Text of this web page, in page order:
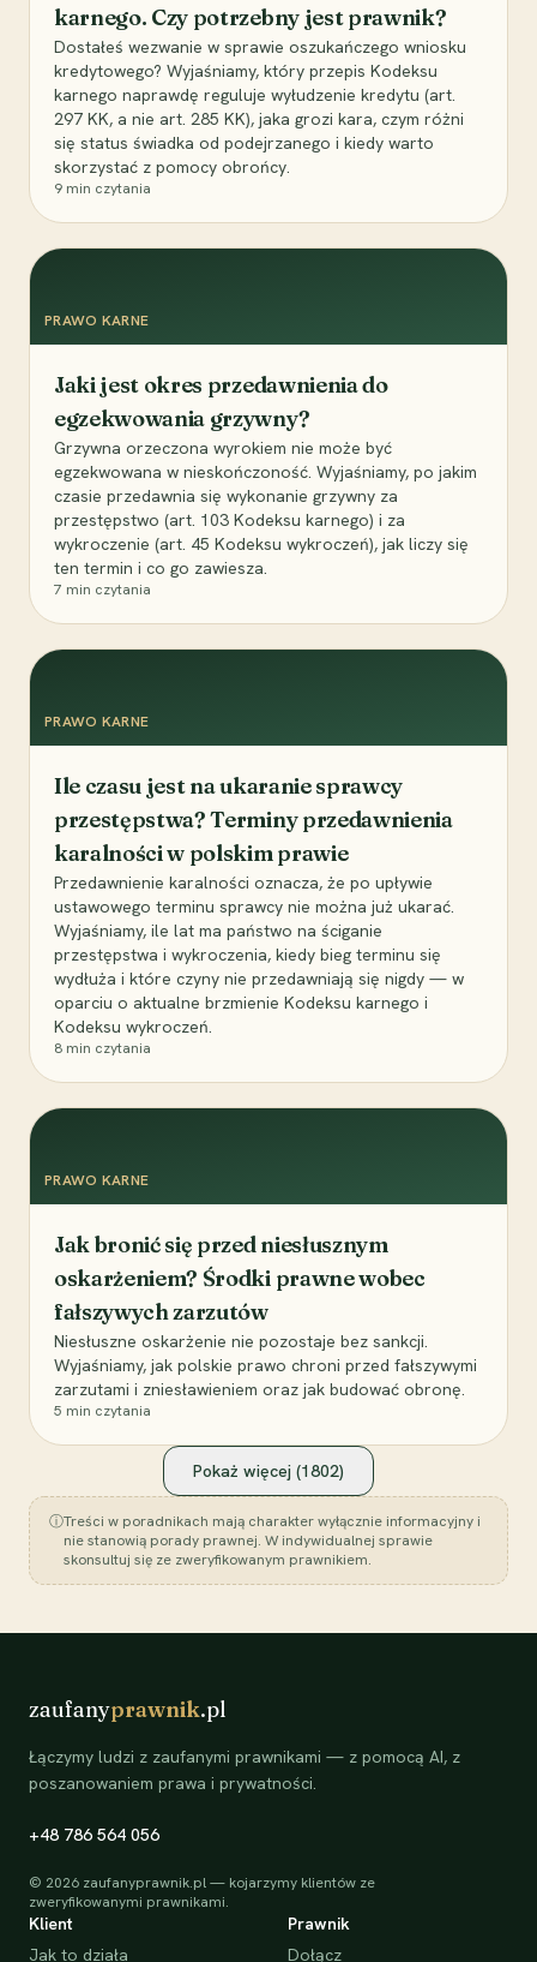
karnego. Czy potrzebny jest prawnik?
Dostałeś wezwanie w sprawie oszukańczego wniosku
kredytowego? Wyjaśniamy, który przepis Kodeksu
karnego naprawdę reguluje wyłudzenie kredytu (art.
297 KK, a nie art. 285 KK), jaka grozi kara, czym różni
się status świadka od podejrzanego i kiedy warto
skorzystać z pomocy obrońcy.
9 min czytania
PRAWO KARNE
Jaki jest okres przedawnienia do
egzekwowania grzywny?
Grzywna orzeczona wyrokiem nie może być
egzekwowana w nieskończoność. Wyjaśniamy, po jakim
czasie przedawnia się wykonanie grzywny za
przestępstwo (art. 103 Kodeksu karnego) i za
wykroczenie (art. 45 Kodeksu wykroczeń), jak liczy się
ten termin i co go zawiesza.
7 min czytania
PRAWO KARNE
Ile czasu jest na ukaranie sprawcy
przestępstwa? Terminy przedawnienia
karalności w polskim prawie
Przedawnienie karalności oznacza, że po upływie
ustawowego terminu sprawcy nie można już ukarać.
Wyjaśniamy, ile lat ma państwo na ściganie
przestępstwa i wykroczenia, kiedy bieg terminu się
wydłuża i które czyny nie przedawniają się nigdy — w
oparciu o aktualne brzmienie Kodeksu karnego i
Kodeksu wykroczeń.
8 min czytania
PRAWO KARNE
Jak bronić się przed niesłusznym
oskarżeniem? Środki prawne wobec
fałszywych zarzutów
Niesłuszne oskarżenie nie pozostaje bez sankcji.
Wyjaśniamy, jak polskie prawo chroni przed fałszywymi
zarzutami i zniesławieniem oraz jak budować obronę.
5 min czytania
Pokaż więcej (1802)
ⓘTreści w poradnikach mają charakter wyłącznie informacyjny i
nie stanowią porady prawnej. W indywidualnej sprawie
skonsultuj się ze zweryfikowanym prawnikiem.
zaufanyprawnik.pl
Łączymy ludzi z zaufanymi prawnikami — z pomocą AI, z
poszanowaniem prawa i prywatności.
+48 786 564 056
© 2026 zaufanyprawnik.pl — kojarzymy klientów ze
zweryfikowanymi prawnikami.
Klient
Jak to działa
Prawnik
Dołącz